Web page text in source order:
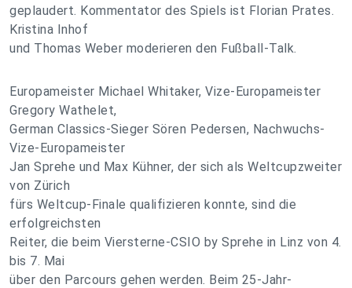
geplaudert. Kommentator des Spiels ist Florian Prates.
Kristina Inhof
und Thomas Weber moderieren den Fußball-Talk.
Europameister Michael Whitaker, Vize-Europameister
Gregory Wathelet,
German Classics-Sieger Sören Pedersen, Nachwuchs-
Vize-Europameister
Jan Sprehe und Max Kühner, der sich als Weltcupzweiter
von Zürich
fürs Weltcup-Finale qualifizieren konnte, sind die
erfolgreichsten
Reiter, die beim Viersterne-CSIO by Sprehe in Linz von 4.
bis 7. Mai
über den Parcours gehen werden. Beim 25-Jahr-